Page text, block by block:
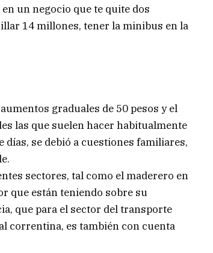
un negocio que te quite dos
14 millones, tener la minibus en la
graduales de 50 pesos y el
las que suelen hacer habitualmente
días, se debió a cuestiones familiares,
sectores, tal como el maderero en
que están teniendo sobre su
que para el sector del transporte
correntina, es también con cuenta